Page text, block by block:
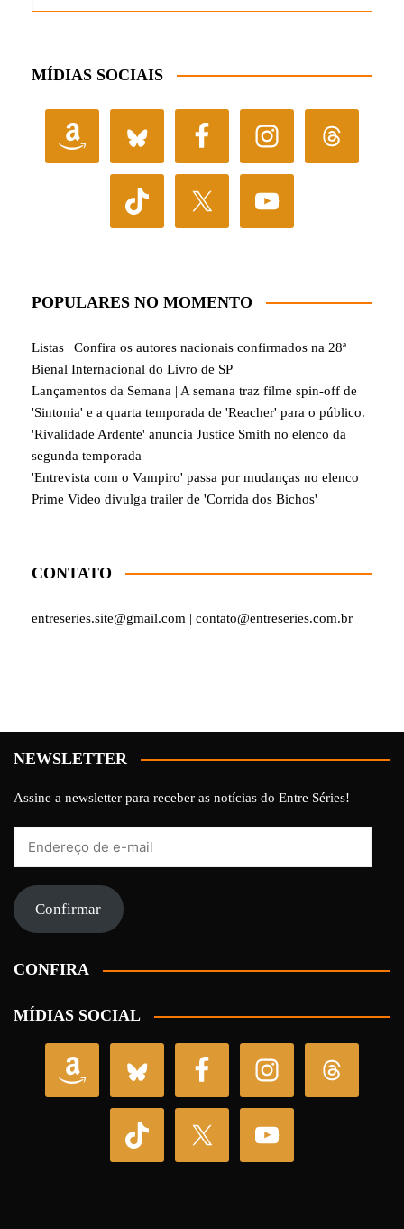
MÍDIAS SOCIAIS
POPULARES NO MOMENTO
Listas | Confira os autores nacionais confirmados na 28ª
Bienal Internacional do Livro de SP
Lançamentos da Semana | A semana traz filme spin-off de
'Sintonia' e a quarta temporada de 'Reacher' para o público.
'Rivalidade Ardente' anuncia Justice Smith no elenco da
segunda temporada
'Entrevista com o Vampiro' passa por mudanças no elenco
Prime Video divulga trailer de 'Corrida dos Bichos'
CONTATO
entreseries.site@gmail.com | contato@entreseries.com.br
NEWSLETTER
Assine a newsletter para receber as notícias do Entre Séries!
mail Confirmar
CONFIRA
MÍDIAS SOCIAL